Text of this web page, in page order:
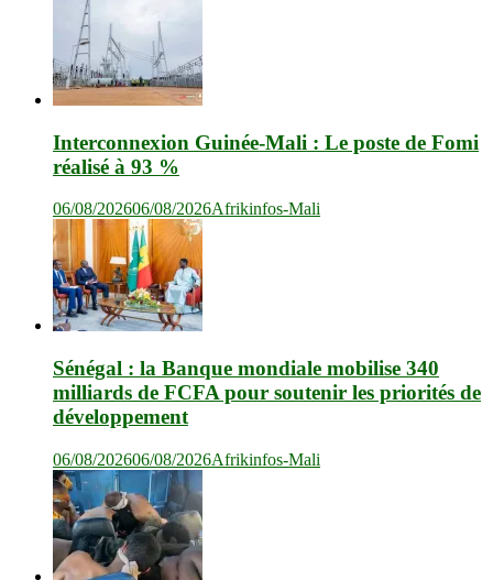
Interconnexion Guinée-Mali : Le poste de Fomi
réalisé à 93 %
06/08/202606/08/2026Afrikinfos-Mali
Sénégal : la Banque mondiale mobilise 340
milliards de FCFA pour soutenir les priorités de
développement
06/08/202606/08/2026Afrikinfos-Mali